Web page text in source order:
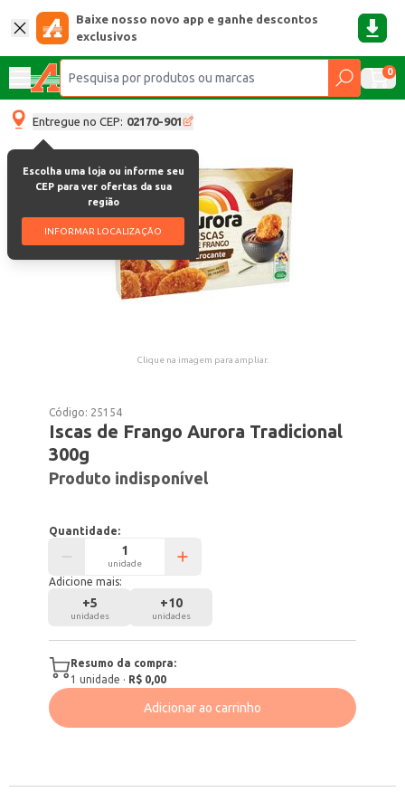
Baixe nosso novo app e ganhe descontos
exclusivos
0
Entregue no CEP: 02170-901
Escolha uma loja ou informe seu
CEP para ver ofertas da sua
região
INFORMAR LOCALIZAÇÃO
Clique na imagem para ampliar.
Código: 25154
Iscas de Frango Aurora Tradicional
300g
Produto indisponível
Quantidade:
unidade
Adicione mais:
+5
unidades
+10
unidades
Resumo da compra:
1 unidade · R$ 0,00
Adicionar ao carrinho